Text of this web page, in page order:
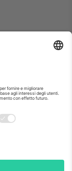
dettagli controlla la